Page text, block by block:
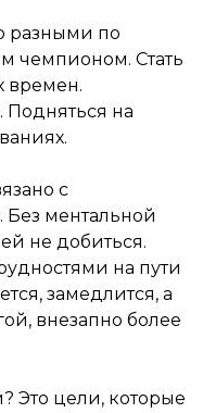
разными по
чемпионом. Стать
времен.
Подняться на
с
Без ментальной
не добиться.
на пути
замедлится, а
внезапно более
Это цели, которые